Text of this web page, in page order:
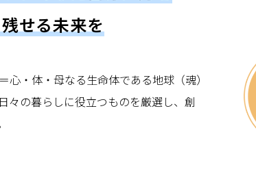
せる未来を
心・体・母なる生命体である地球（魂）
々の暮らしに役立つものを厳選し、創